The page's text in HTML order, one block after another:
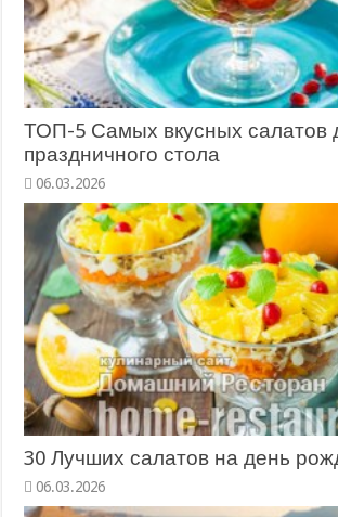
ТОП-5 Самых вкусных салатов
праздничного стола
06.03.2026
30 Лучших салатов на день
06.03.2026